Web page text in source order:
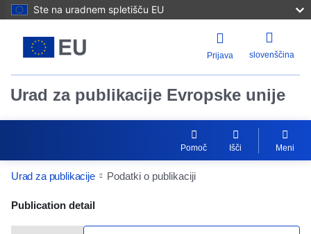
Ste na uradnem spletišču EU
Prijava slovenščina
Urad za publikacije Evropske unije
Pomoč Išči Meni
Urad za publikacije Podatki o publikaciji
Publication Detail Actions Portlet
Publication detail